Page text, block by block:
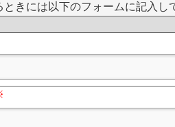
ときには以下のフォームに記入し